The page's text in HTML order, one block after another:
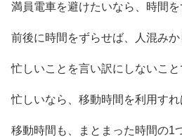
満員電車を避けたいなら、時間を
前後に時間をずらせば、人混みか
忙しいことを言い訳にしないこと
忙しいなら、移動時間を利用すれ
移動時間も、まとまった時間の1